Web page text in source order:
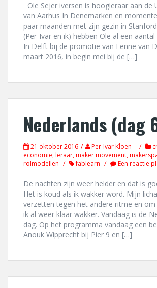
Ole Sejer iversen is hoogleraar aan de
van Aarhus In Denemarken en
paar maanden met zijn gezin in Stanford
(Per-Ivar en ik) hebben Ole al een
In Delft bij de promotie van Fenne van
maart 2016, in begin mei bij de […]
Nederlands (dag
21 oktober 2016 Per-Ivar Kloen
economie,leraar,maker movement,
rolmodellen
fablearn Een reactie
De nachten zijn weer helder en dat is
Het is koud als ik wakker word. Mijn
verzetten tegen het andere ritme en om
ik al weer klaar wakker. Vandaag is de
dag. Op het programma vandaag een
Anouk Wipprecht bij Pier 9 en […]